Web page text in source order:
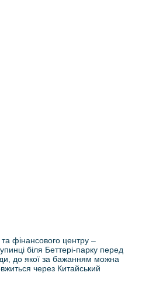
фінансового центру –
біля Беттері-парку перед
до якої за бажанням можна
через Китайський